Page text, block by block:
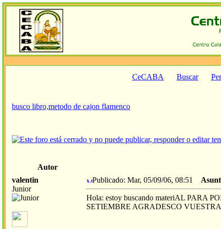
CeCABA Buscar
busco libro,metodo de cajon flamenco
Autor
valentin
Junior
Publicado: Mar, 05/09/06, 08:51
Hola: estoy buscando materiAL PARA
SETIEMBRE AGRADESCO